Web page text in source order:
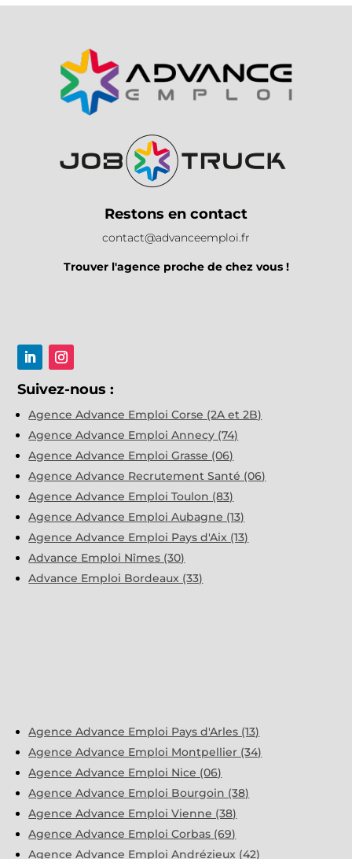
Restons en contact
contact@advanceemploi.fr
Trouver l'agence proche de chez vous !
Suivez-nous :
Agence Advance Emploi Corse (2A et 2B)
Agence Advance Emploi Annecy (74)
Agence Advance Emploi Grasse (06)
Agence Advance Recrutement Santé (06)
Agence Advance Emploi Toulon (83)
Agence Advance Emploi Aubagne (13)
Agence Advance Emploi Pays d'Aix (13)
Advance Emploi Nîmes (30)
Advance Emploi Bordeaux (33)
Agence Advance Emploi Pays d'Arles (13)
Agence Advance Emploi Montpellier (34)
Agence Advance Emploi Nice (06)
Agence Advance Emploi Bourgoin (38)
Agence Advance Emploi Vienne (38)
Agence Advance Emploi Corbas (69)
Agence Advance Emploi Andrézieux (42)